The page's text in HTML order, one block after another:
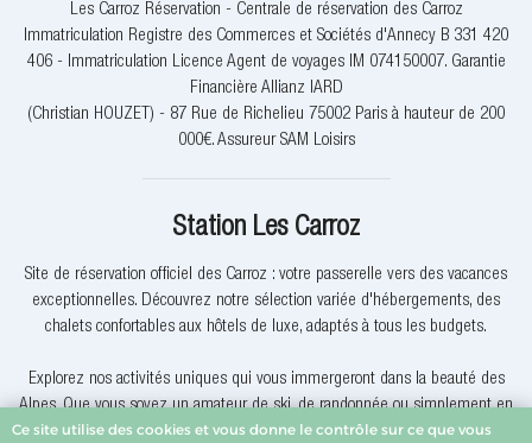
Les Carroz Réservation - Centrale de réservation des Carroz
Immatriculation Registre des Commerces et Sociétés d'Annecy B 331 420
406 - Immatriculation Licence Agent de voyages IM 074150007. Garantie
Financière Allianz IARD
(Christian HOUZET) - 87 Rue de Richelieu 75002 Paris à hauteur de 200
000€. Assureur SAM Loisirs
Station Les Carroz
Site de réservation officiel des Carroz : votre passerelle vers des vacances
exceptionnelles. Découvrez notre sélection variée d'hébergements, des
chalets confortables aux hôtels de luxe, adaptés à tous les budgets.
Explorez nos activités uniques qui vous immergeront dans la beauté des
Alpes. Que vous soyez un amateur de ski, de randonnée ou simplement en
quête de détente, nous avons quelque chose pour vous.
Ce site utilise des cookies et vous donne le contrôle sur ce que vous